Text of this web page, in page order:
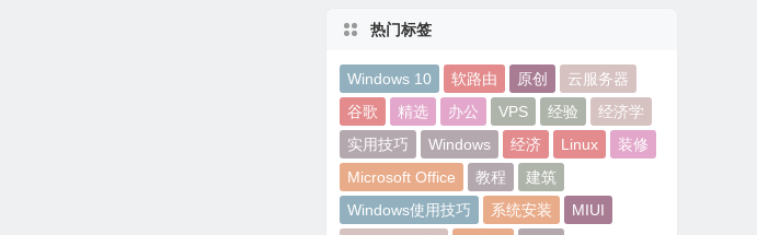
热门标签
Windows 10 软路由 原创
云服务器
谷歌
精选 办公 VPS 经验
经济学
实用技巧
Windows 经济 Linux
装修
Microsoft Office
教程
建筑
Windows使用技巧
系统安装
MIUI